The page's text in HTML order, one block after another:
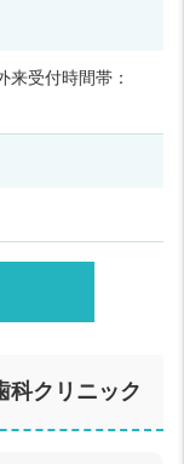
受付時間帯：
科クリニック